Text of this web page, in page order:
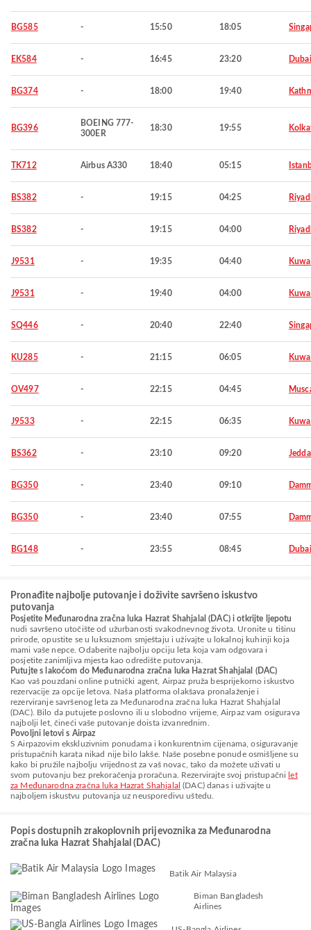
BG585 - 15:50 18:05
EK584 - 16:45 23:20 Dubai
BG374 - 18:00 19:40
BG396
BOEING 777-
300ER
18:30 19:55
TK712 Airbus A330 18:40 05:15
BS382 - 19:15 04:25
BS382 - 19:15 04:00
J9531 - 19:35 04:40
J9531 - 19:40 04:00
SQ446 - 20:40 22:40
KU285 - 21:15 06:05
OV497 - 22:15 04:45
J9533 - 22:15 06:35
BS362 - 23:10 09:20
BG350 - 23:40 09:10
BG350 - 23:40 07:55
BG148 - 23:55 08:45 Dubai
Pronađite najbolje putovanje i doživite savršeno iskustvo
putovanja
Posjetite Međunarodna zračna luka Hazrat Shahjalal (DAC) i otkrijte ljepotu
nudi savršeno utočište od užurbanosti svakodnevnog života. Uronite u tišinu
prirode, opustite se u luksuznom smještaju i uživajte u lokalnoj kuhinji koja
mami vaše nepce. Odaberite najbolju opciju leta koja vam odgovara i
posjetite zanimljiva mjesta kao odredište putovanja.
Putujte s lakoćom do Međunarodna zračna luka Hazrat Shahjalal (DAC)
Kao vaš pouzdani online putnički agent, Airpaz pruža besprijekorno iskustvo
rezervacije za opcije letova. Naša platforma olakšava pronalaženje i
rezerviranje savršenog leta za Međunarodna zračna luka Hazrat Shahjalal
(DAC). Bilo da putujete poslovno ili u slobodno vrijeme, Airpaz vam osigurava
najbolji let, čineći vaše putovanje doista izvanrednim.
Povoljni letovi s Airpaz
S Airpazovim ekskluzivnim ponudama i konkurentnim cijenama, osiguravanje
pristupačnih karata nikad nije bilo lakše. Naše posebne ponude osmišljene su
kako bi pružile najbolju vrijednost za vaš novac, tako da možete uživati u
svom putovanju bez prekoračenja proračuna. Rezervirajte svoj pristupačni let
za Međunarodna zračna luka Hazrat Shahjalal (DAC) danas i uživajte u
najboljem iskustvu putovanja uz neusporedivu uštedu.
Popis dostupnih zrakoplovnih prijevoznika za Međunarodna
zračna luka Hazrat Shahjalal (DAC)
Batik Air Malaysia
Biman Bangladesh
Airlines